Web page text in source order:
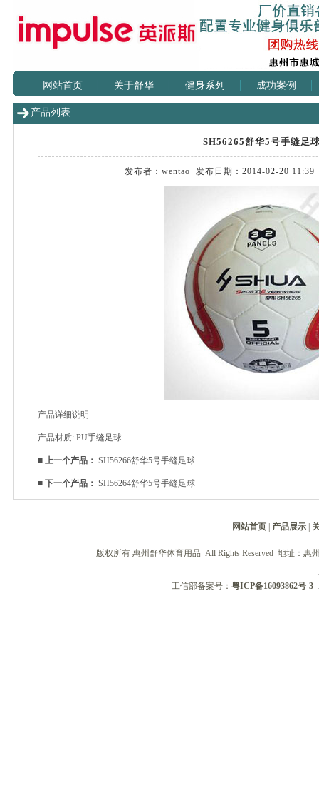
网站首页 关于舒华 健身系列 成功案例
产品列表
SH56265舒华5号手缝足
发布者：wentao 发布日期：2014-02-20
产品详细说明
产品材质: PU手缝足球
■ 上一个产品： SH56266舒华5号手缝足球
■ 下一个产品： SH56264舒华5号手缝足球
网站首页 产品展示
版权所有 惠州舒华体育用品 All Rights Reserved 地址：惠
工信部备案号： 粤ICP备16093862号-3